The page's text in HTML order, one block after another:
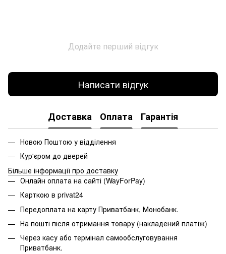
Додайте перший відгук
Написати відгук
Доставка Оплата Гарантія
Новою Поштою у відділення
Кур'єром до дверей
Більше інформації про доставку
Онлайн оплата на сайті (WayForPay)
Карткою в privat24
Передоплата на карту Приватбанк, Монобанк.
На пошті після отримання товару (накладений платіж)
Через касу або термінал самообслуговування
Приватбанк.